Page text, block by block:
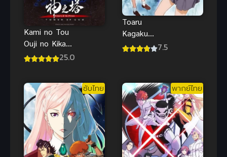
Kami no Tou
Ouji no Kikan
หอคอย
25.0
Toaru
Kagaku
Railgun
7.5
ซับไทย พากย์ไทย